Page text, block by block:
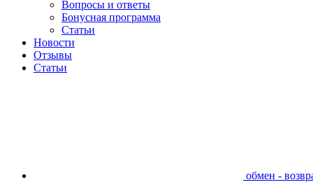
Вопросы и ответы
Бонусная программа
Статьи
Новости
Отзывы
Статьи
обмен -